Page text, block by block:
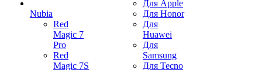
Nubia
Red
Magic 7
Pro
Red
Magic 7S
Для Apple
Для Honor
Для
Huawei
Для
Samsung
Для Tecno